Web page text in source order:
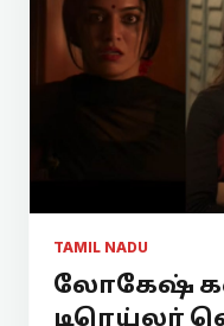
TAMIL NADU
லோகேஷ்
டிரெய்லர்